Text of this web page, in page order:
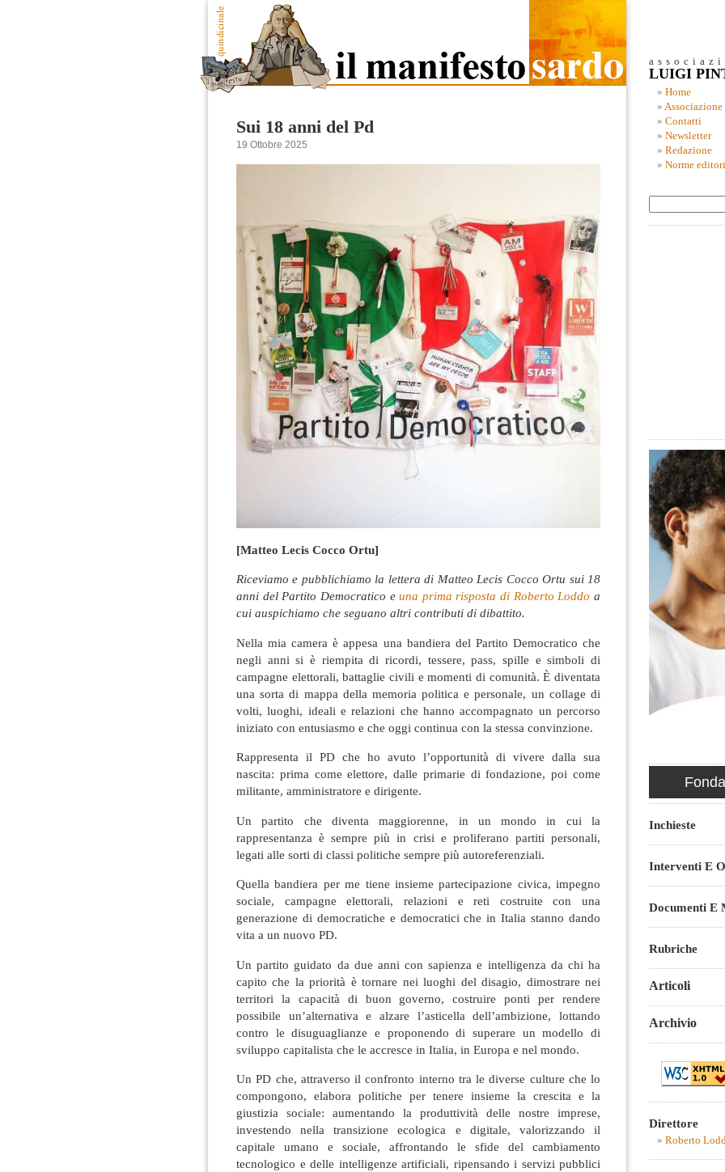
Sui 18 anni del Pd
19 Ottobre 2025
[Matteo Lecis Cocco Ortu]
Riceviamo e pubblichiamo la lettera di Matteo Lecis Cocco Ortu sui 18
anni del Partito Democratico euna prima risposta di Roberto Loddo a
cui auspichiamo che seguano altri contributi di dibattito.
Nella mia camera è appesa una bandiera del Partito Democratico che
negli anni si è riempita di ricordi, tessere, pass, spille e simboli di
campagne elettorali, battaglie civili e momenti di comunità. È diventata
una sorta di mappa della memoria politica e personale, un collage di
volti, luoghi, ideali e relazioni che hanno accompagnato un percorso
iniziato con entusiasmo e che oggi continua con la stessa convinzione.
Rappresenta il PD che ho avuto l’opportunità di vivere dalla sua
nascita: prima come elettore, dalle primarie di fondazione, poi come
militante, amministratore e dirigente.
Un partito che diventa maggiorenne, in un mondo in cui la
rappresentanza è sempre più in crisi e proliferano partiti personali,
legati alle sorti di classi politiche sempre più autoreferenziali.
Quella bandiera per me tiene insieme partecipazione civica, impegno
sociale, campagne elettorali, relazioni e reti costruite con una
generazione di democratiche e democratici che in Italia stanno dando
vita a un nuovo PD.
Un partito guidato da due anni con sapienza e intelligenza da chi ha
capito che la priorità è tornare nei luoghi del disagio, dimostrare nei
territori la capacità di buon governo, costruire ponti per rendere
possibile un’alternativa e alzare l’asticella dell’ambizione, lottando
contro le disuguaglianze e proponendo di superare un modello di
sviluppo capitalista che le accresce in Italia, in Europa e nel mondo.
Un PD che, attraverso il confronto interno tra le diverse culture che lo
compongono, elabora politiche per tenere insieme la crescita e la
giustizia sociale: aumentando la produttività delle nostre imprese,
investendo nella transizione ecologica e digitale, valorizzando il
capitale umano e sociale, affrontando le sfide del cambiamento
tecnologico e delle intelligenze artificiali, ripensando i servizi pubblici
LUIGI
Home
Associazione
Contatti
Newsletter
Redazione
Norme
Inchieste
Interventi E
Documenti E
Rubriche
Articoli
Archivio
Direttore
Roberto